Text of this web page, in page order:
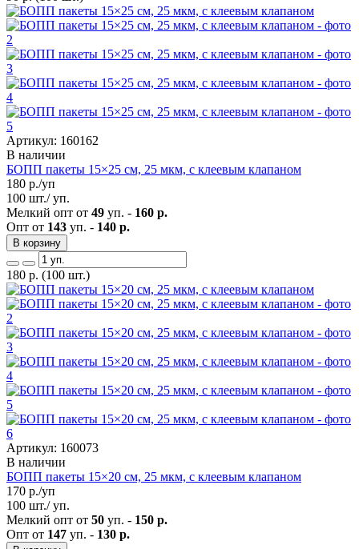
Артикул: 160162
В наличии
БОПП пакеты 15×25 см, 25 мкм, с клеевым клапаном
180 р./уп
100 шт./ уп.
Мелкий опт от 49 уп. - 160 р.
Опт от 143 уп. - 140 р.
В корзину
180 р. (100 шт.)
Артикул: 160073
В наличии
БОПП пакеты 15×20 см, 25 мкм, с клеевым клапаном
170 р./уп
100 шт./ уп.
Мелкий опт от 50 уп. - 150 р.
Опт от 147 уп. - 130 р.